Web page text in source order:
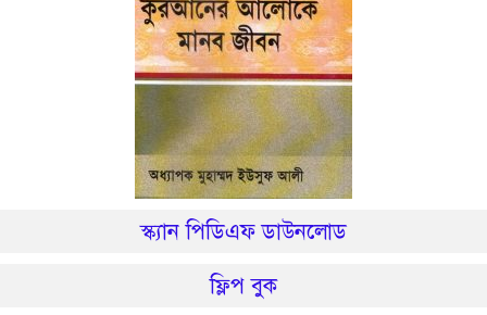
স্ক্যান পিডিএফ ডাউনলোড
ফ্লিপ বুক